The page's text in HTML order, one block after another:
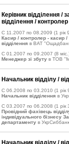
Керівник відділення /
відділення /
C 11.2007 по 08.2009 (1 рік
Касир / контролер - касир /
відділення в ВАТ
C 01.2007 по 09.2007 (8
Менеджер зі збуту в ТОВ
Начальник відділу /
C 06.2008 по 03.2010 (1 рік
Начальник відділення в
C 03.2007 по 06.2008 (1 рік
Провідний фахівець
індивідуального бізнесу
департаменту в УкрСиббанк
Начальник відділу /